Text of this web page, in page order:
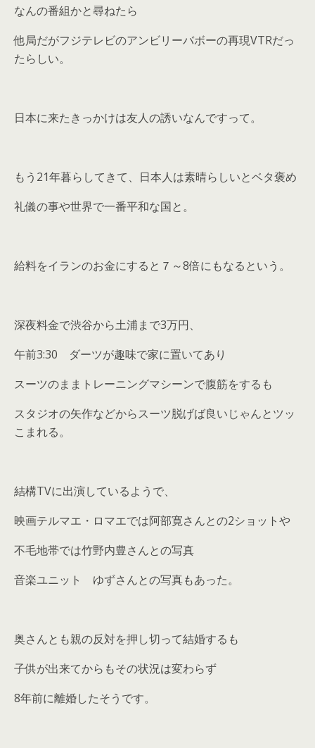
なんの番組かと尋ねたら
他局だがフジテレビのアンビリーバボーの再現VTRだっ
たらしい。
日本に来たきっかけは友人の誘いなんですって。
もう21年暮らしてきて、日本人は素晴らしいとベタ褒め
礼儀の事や世界で一番平和な国と。
給料をイランのお金にすると７～8倍にもなるという。
深夜料金で渋谷から土浦まで3万円、
午前3:30 ダーツが趣味で家に置いてあり
スーツのままトレーニングマシーンで腹筋をするも
スタジオの矢作などからスーツ脱げば良いじゃんとツッ
こまれる。
結構TVに出演しているようで、
映画テルマエ・ロマエでは阿部寛さんとの2ショットや
不毛地帯では竹野内豊さんとの写真
音楽ユニット ゆずさんとの写真もあった。
奥さんとも親の反対を押し切って結婚するも
子供が出来てからもその状況は変わらず
8年前に離婚したそうです。